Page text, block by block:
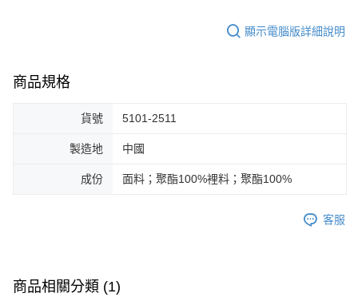
顯示電腦版詳細說明
商品規格
貨號 5101-2511
製造地 中國
成份 面料；聚酯100%裡料；聚酯100%
客服
商品相關分類 (1)